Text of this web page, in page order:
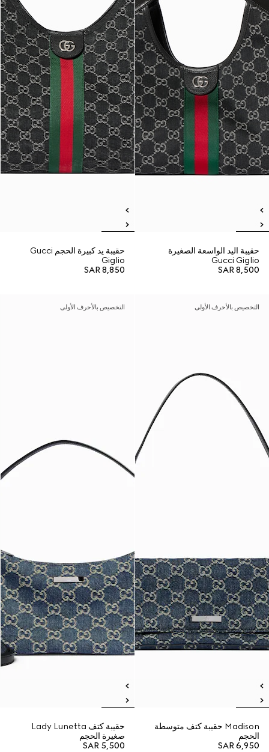
حقيبة اليد الواسعة الصغيرة
Gucci Giglio
SAR 8,500
حقيبة يد كبيرة الحجم Gucci
Giglio
SAR 8,850
التخصيص بالأحرف الأولى
Madison حقيبة كتف متوسطة
الحجم
SAR 6,950
التخصيص بالأحرف الأولى
حقيبة كتف Lady Lunetta
صغيرة الحجم
SAR 5,500